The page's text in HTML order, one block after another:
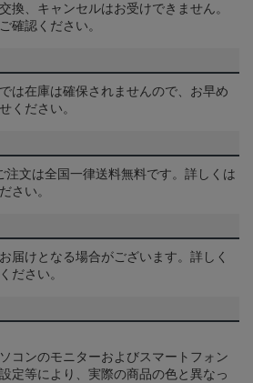
換、キャンセルはお受けできません。
確認ください。
は在庫は確保されませんので、お早め
ください。
文は全国一律送料無料です。詳しくは
さい。
届けとなる場合がございます。詳しく
ださい。
コンのモニターおよびスマートフォン
定等により、実際の商品の色と異なっ